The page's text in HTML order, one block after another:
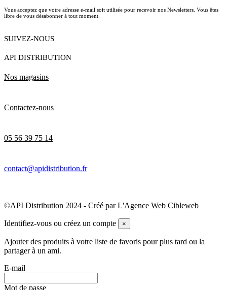
Vous acceptez que votre adresse e-mail soit utilisée pour recevoir nos Newsletters. Vous êtes
libre de vous désabonner à tout moment.
SUIVEZ-NOUS
API DISTRIBUTION
Nos magasins
Contactez-nous
05 56 39 75 14
contact@apidistribution.fr
©API Distribution 2024 - Créé parL'Agence Web Cibleweb
Identifiez-vous ou créez un compte ×
Ajouter des produits à votre liste de favoris pour plus tard ou la
partager à un ami.
E-mail
Mot de passe